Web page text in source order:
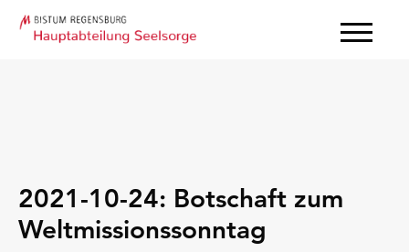
2021-10-24: Botschaft zum
Weltmissionssonntag